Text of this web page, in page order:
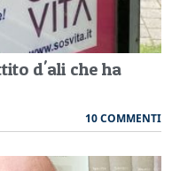
d'ali che ha
10 COMMENTI